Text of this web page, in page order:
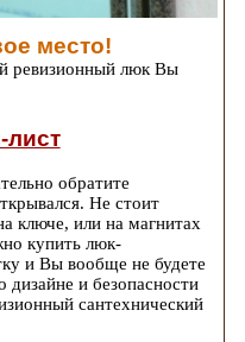
место!
ревизионный люк Вы
обратите
Не стоит
ключе, или на магнитах
купить люк-
и Вы вообще не будете
дизайне и безопасности
сантехнический